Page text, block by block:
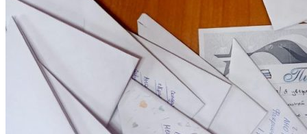
ВЫСШЕЕ ОБРАЗОВАНИЕ
(БАКАЛАВРИАТ)
Перечень направлений и
вступительных испытаний
Стоимость обучения